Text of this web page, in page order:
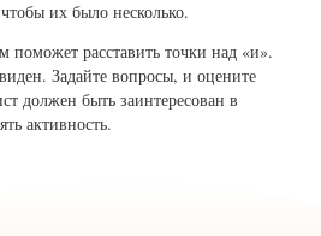
их было несколько.
поможет расставить точки над «и».
Задайте вопросы, и оцените
должен быть заинтересован в
активность.